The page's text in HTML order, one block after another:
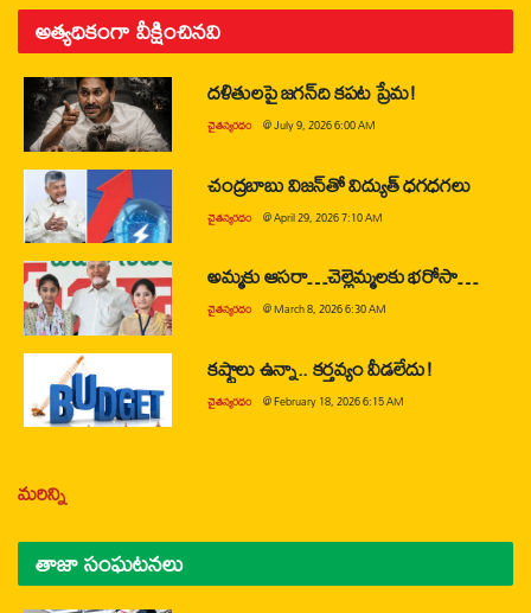
అత్యధికంగా వీక్షించినవి
దళితులపై జగన్‌ది కపట ప్రేమ!
చైతన్యరధం @July 9, 2026 6:00 AM
చంద్రబాబు విజన్‌తో విద్యుత్ ధగధగలు
చైతన్యరధం @April 29, 2026 7:10 AM
అమ్మకు ఆసరా…చెల్లెమ్మలకు భరోసా…
చైతన్యరధం @March 8, 2026 6:30 AM
కష్టాలు ఉన్నా.. కర్తవ్యం వీడలేదు!
చైతన్యరధం @February 18, 2026 6:15 AM
మరిన్ని
తాజా సంఘటనలు